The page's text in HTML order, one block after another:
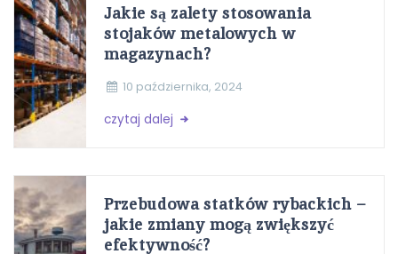
Jakie są zalety stosowania
stojaków metalowych w
magazynach?
10 października, 2024
czytaj dalej
Przebudowa statków rybackich –
jakie zmiany mogą zwiększyć
efektywność?